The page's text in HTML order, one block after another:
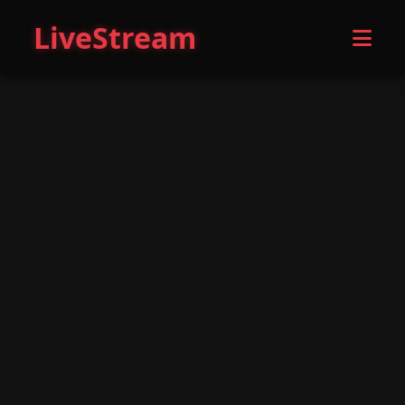
LiveStream